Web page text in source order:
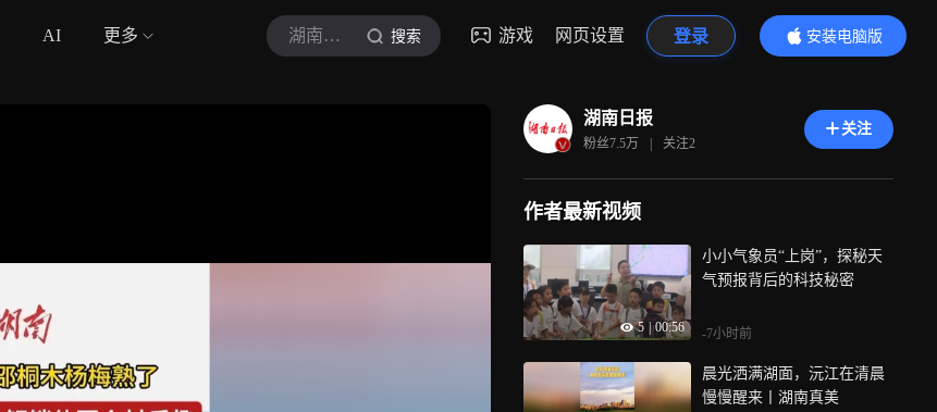
AI 更多 湖南日报 搜索 游戏 网页设置 登录
安装电脑版
内容更精彩
湖南日报
粉丝7.5万 | 关注2
关注
作者最新视频
5 00:56
小小气象员“上岗”，探秘天
气预报背后的科技秘密
-7小时前
晨光洒满湖面，沅江在清晨
慢慢醒来丨湖南真美